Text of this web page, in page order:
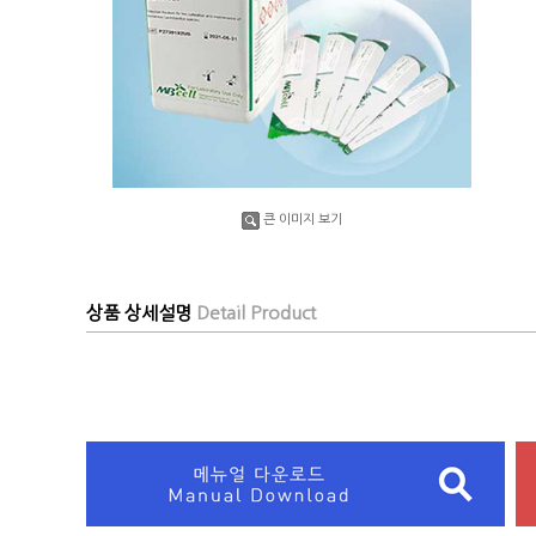
큰 이미지 보기
상품 상세설명 Detail Product